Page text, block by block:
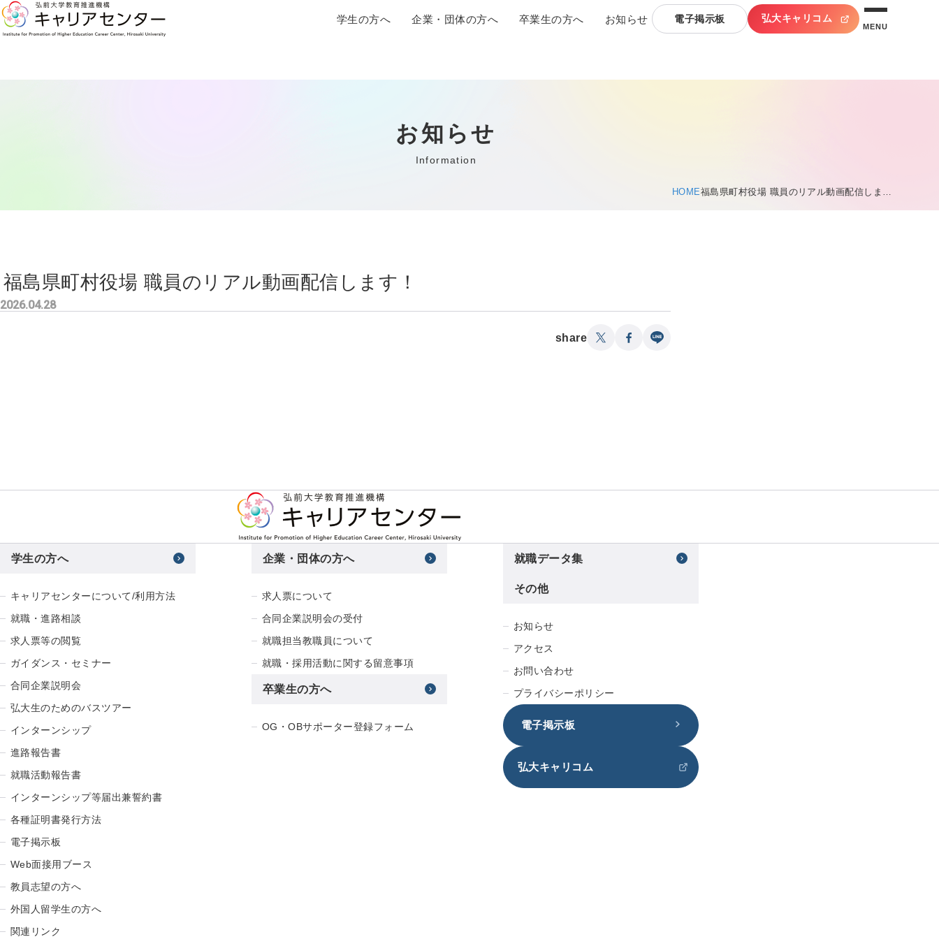
学生の方へ 企業・団体の方へ 卒業生の方へ お知らせ 電子掲示板 弘大キャリコム
MENU
お知らせ
Information
HOME福島県町村役場 職員のリアル動画配信しま…
福島県町村役場 職員のリアル動画配信します！
2026.04.28
share
学生の方へ
キャリアセンターについて/利用方法
就職・進路相談
求人票等の閲覧
ガイダンス・セミナー
合同企業説明会
弘大生のためのバスツアー
インターンシップ
進路報告書
就職活動報告書
インターンシップ等届出兼誓約書
各種証明書発行方法
電子掲示板
Web面接用ブース
教員志望の方へ
外国人留学生の方へ
関連リンク
企業・団体の方へ
求人票について
合同企業説明会の受付
就職担当教職員について
就職・採用活動に関する留意事項
卒業生の方へ
OG・OBサポーター登録フォーム
就職データ集
その他
お知らせ
アクセス
お問い合わせ
プライバシーポリシー
電子掲示板
弘大キャリコム